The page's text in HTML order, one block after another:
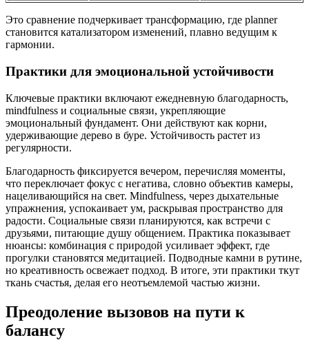
Это сравнение подчеркивает трансформацию, где planner
становится катализатором изменений, плавно ведущим к
гармонии.
Практики для эмоциональной устойчивости
Ключевые практики включают ежедневную благодарность,
mindfulness и социальные связи, укрепляющие
эмоциональный фундамент. Они действуют как корни,
удерживающие дерево в буре. Устойчивость растет из
регулярности.
Благодарность фиксируется вечером, перечисляя моменты,
что переключает фокус с негатива, словно объектив камеры,
нацеливающийся на свет. Mindfulness, через дыхательные
упражнения, успокаивает ум, раскрывая пространство для
радости. Социальные связи планируются, как встречи с
друзьями, питающие душу общением. Практика показывает
нюансы: комбинация с природой усиливает эффект, где
прогулки становятся медитацией. Подводные камни в рутине,
но креативность освежает подход. В итоге, эти практики ткут
ткань счастья, делая его неотъемлемой частью жизни.
Преодоление вызовов на пути к
балансу